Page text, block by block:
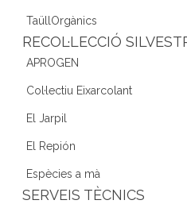
TaüllOrgànics
RECOL·LECCIÓ
APROGEN
Col·lectiu Eixarcolant
El Jarpil
El Repión
Espècies a mà
SERVEIS TÈCNICS